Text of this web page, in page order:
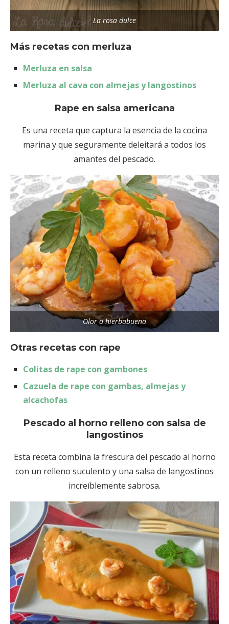
La rosa dulce
Más recetas con merluza
Merluza en salsa
Merluza al cava con almejas y langostinos
Rape en salsa americana
Es una receta que captura la esencia de la cocina
marina y que seguramente deleitará a todos los
amantes del pescado.
Olor a hierbabuena
Otras recetas con rape
Colitas de rape con gambones
Cazuela de rape con gambas, almejas y
alcachofas
Pescado al horno relleno con salsa de
langostinos
Esta receta combina la frescura del pescado al horno
con un relleno suculento y una salsa de langostinos
increíblemente sabrosa.